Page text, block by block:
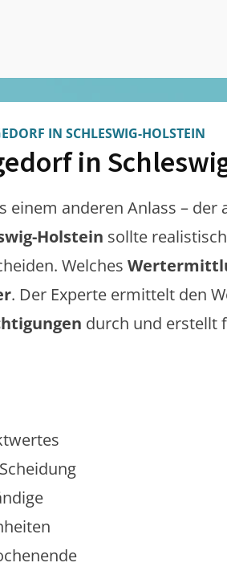
IN SCHLESWIG-HOLSTEIN
in
einem anderen Anlass – der
Holstein sollte
Welches
. Der Experte ermittelt den
durch und erstellt